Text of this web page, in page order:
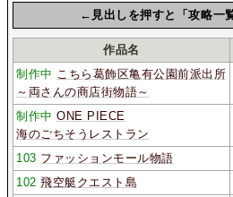
←見出しを押すと「攻略一
作品名
制作中 こちら葛飾区亀有公園前派出所
～両さんの商店街物語～
制作中 ONE PIECE
海のごちそうレストラン
103 ファッションモール物語
102 飛空艇クエスト島